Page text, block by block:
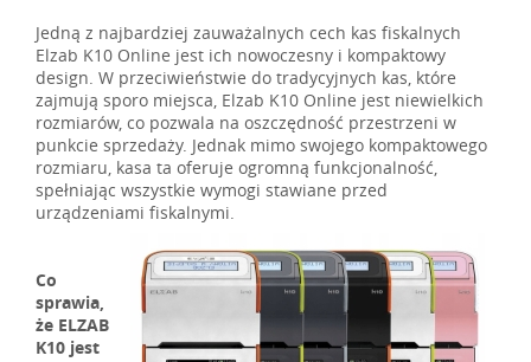
Jedną z najbardziej zauważalnych cech kas fiskalnych
Elzab K10 Online jest ich nowoczesny i kompaktowy
design. W przeciwieństwie do tradycyjnych kas, które
zajmują sporo miejsca, Elzab K10 Online jest niewielkich
rozmiarów, co pozwala na oszczędność przestrzeni w
punkcie sprzedaży. Jednak mimo swojego kompaktowego
rozmiaru, kasa ta oferuje ogromną funkcjonalność,
spełniając wszystkie wymogi stawiane przed
urządzeniami fiskalnymi.
Co
sprawia,
że ELZAB
K10 jest